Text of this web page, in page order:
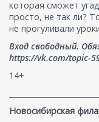
которая сможет
просто, не так ли?
не прогуливали
Вход свободный.
https://vk.com/topic-
14+
Новосибирская